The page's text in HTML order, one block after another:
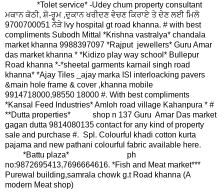
*Tolet service* -Udey chum property consultant
ਮਕਾਨ ਕੋਠੀ, ਸ਼ੋ-ਰੂਮ ,ਦੁਕਾਨ ਖਰੀਦਣ ਵੇਚਣ ਕਿਰਾਏ ਤੇ ਦੇਣ ਲਈ ਮਿਲੋ
9700700051 ਨੇੜੇ lvy hospital gt road khanna. # with best
compliments Subodh Mittal *Krishna vastralya* chandala
market khanna 9988397097 *Rajput jewellers* Guru Amar
das market khanna * *Kidizo play way school* Bullepur
Road khanna *-*sheetal garments karnail singh road
khanna* *Ajay Tiles _ajay marka ISI interloacking pavers
&main hole frame & cover ,khanna mobile
9914718000,98550 18000 #. With best compliments
*Kansal Feed Industries* Amloh road village Kahanpura * #
**Dutta properties* shop n 137 Guru Amar Das market
gagan dutta 9814080135 contact for any kind of property
sale and purchase #. Spl. Colourful khadi cotton kurta
pajama and new pathani colourful fabric available here.
*Battu plaza* ph
no:9872695413,7696664616. *Fish and Meat market***
Purewal building,samrala chowk g.t Road khanna (A
modern Meat shop)